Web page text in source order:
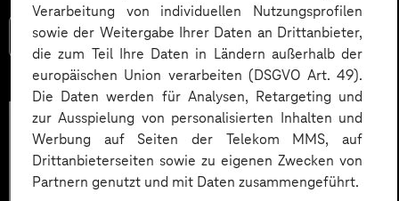
Verarbeitung von individuellen Nutzungsprofilen
sowie der Weitergabe Ihrer Daten an Drittanbieter,
die zum Teil Ihre Daten in Ländern außerhalb der
europäischen Union verarbeiten (DSGVO Art. 49).
Die Daten werden für Analysen, Retargeting und
zur Ausspielung von personalisierten Inhalten und
Werbung auf Seiten der Telekom MMS, auf
Drittanbieterseiten sowie zu eigenen Zwecken von
Partnern genutzt und mit Daten zusammengeführt.
Mehr lesen